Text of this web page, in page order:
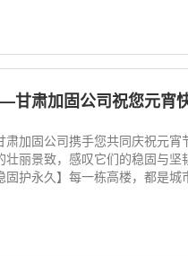
肃加固公司祝您元宵快
加固公司携手您共同庆祝元宵
丽景致，感叹它们的稳固与
护永久】每一栋高楼，都是